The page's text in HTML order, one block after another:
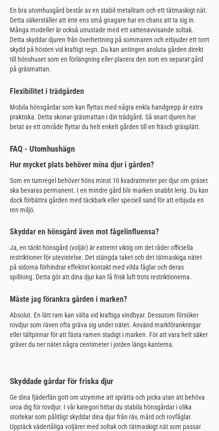
En bra utomhusgård består av en stabil metallram och ett tätmaskigt nät.
Detta säkerställer att inte ens små gnagare har en chans att ta sig in.
Många modeller är också utrustade med ett vattenavvisande soltak.
Detta skyddar djuren från överhettning på sommaren och erbjuder ett torrt
skydd på hösten vid kraftigt regn. Du kan antingen ansluta gården direkt
till hönshuset som en förlängning eller placera den som en separat gård
på gräsmattan.
Flexibilitet i trädgården
Mobila hönsgårdar som kan flyttas med några enkla handgrepp är extra
praktiska. Detta skonar gräsmattan i din trädgård. Så snart djuren har
betat av ett område flyttar du helt enkelt gården till en fräsch gräsplätt.
FAQ - Utomhushägn
Hur mycket plats behöver mina djur i gården?
Som en tumregel behöver höns minst 10 kvadratmeter per djur om gräset
ska bevaras permanent. I en mindre gård blir marken snabbt lerig. Du kan
dock förbättra gården med täckbark eller speciell sand för att erbjuda en
ren miljö.
Skyddar en hönsgård även mot fågelinfluensa?
Ja, en täckt hönsgård (voljär) är extremt viktig om det råder officiella
restriktioner för utevistelse. Det stängda taket och det tätmaskiga nätet
på sidorna förhindrar effektivt kontakt med vilda fåglar och deras
spillning. Detta gör att dina djur kan få frisk luft trots restriktionerna.
Måste jag förankra gården i marken?
Absolut. En lätt ram kan välta vid kraftiga vindbyar. Dessutom försöker
rovdjur som räven ofta gräva sig under nätet. Använd markförankringar
eller tältpinnar för att fästa ramen stadigt i marken. För att vara helt säker
gräver du ner nätet några centimeter i jorden längs kanterna.
Skyddade gårdar för friska djur
Ge dina fjäderfän gott om utrymme att sprätta och picka utan att behöva
oroa dig för rovdjur. I vår kategori hittar du stabila hönsgårdar i olika
storlekar som pålitligt skyddar dina djur från räv, mård och rovfåglar.
Upptäck vädertåliga voljärer med soltak och tätmaskigt nät som passar